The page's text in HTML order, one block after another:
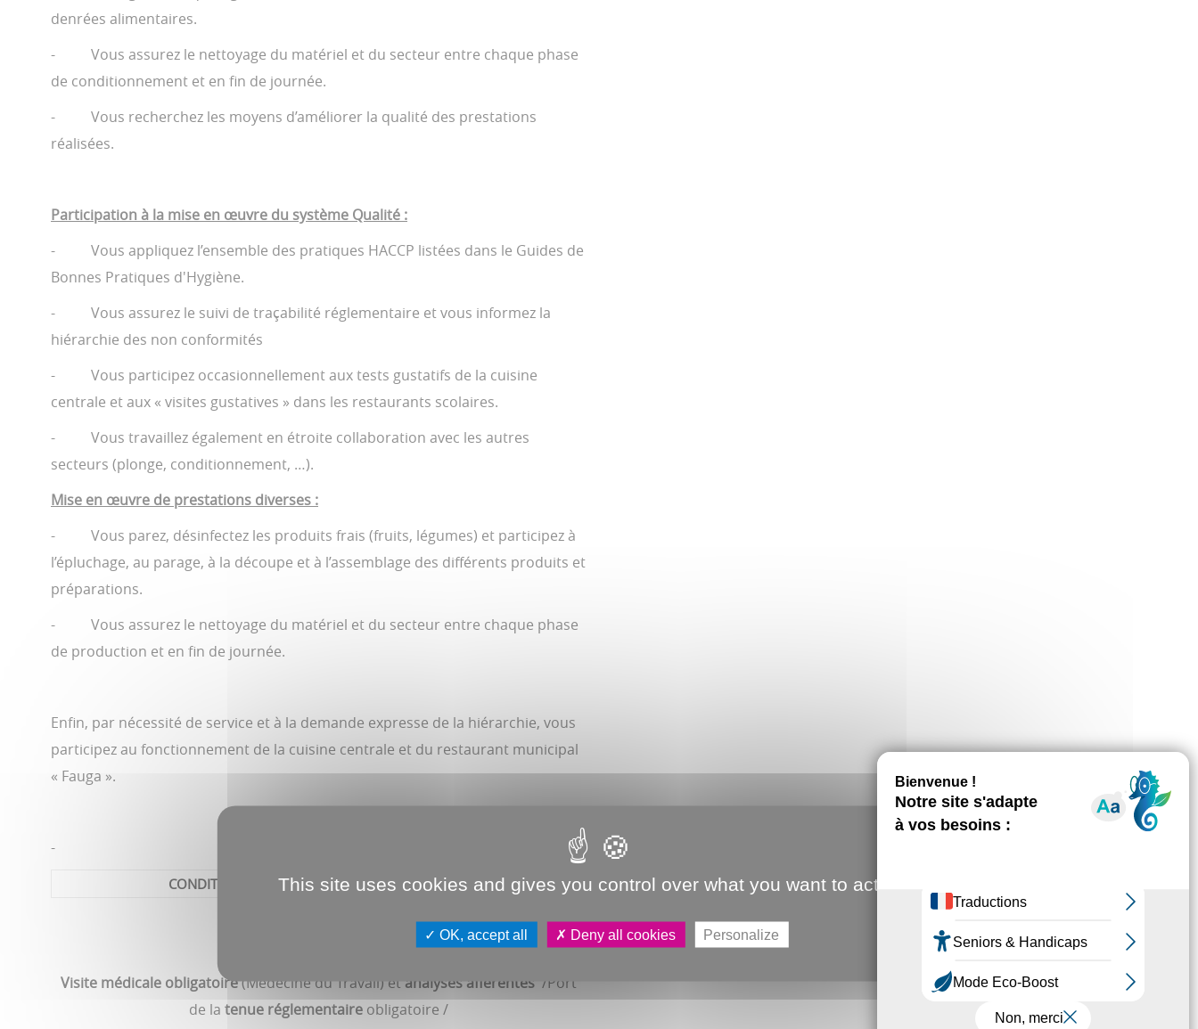
denrées alimentaires.
- Vous assurez le nettoyage du matériel et du secteur entre chaque phase
de conditionnement et en fin de journée.
- Vous recherchez les moyens d’améliorer la qualité des prestations
réalisées.
Participation à la mise en œuvre du système Qualité :
- Vous appliquez l’ensemble des pratiques HACCP listées dans le Guides de
Bonnes Pratiques d'Hygiène.
- Vous assurez le suivi de traçabilité réglementaire et vous informez la
hiérarchie des non conformités
- Vous participez occasionnellement aux tests gustatifs de la cuisine
centrale et aux « visites gustatives » dans les restaurants scolaires.
- Vous travaillez également en étroite collaboration avec les autres
secteurs (plonge, conditionnement, …).
Mise en œuvre de prestations diverses :
- Vous parez, désinfectez les produits frais (fruits, légumes) et participez à
l’épluchage, au parage, à la découpe et à l’assemblage des différents produits et
préparations.
- Vous assurez le nettoyage du matériel et du secteur entre chaque phase
de production et en fin de journée.
Enfin, par nécessité de service et à la demande expresse de la hiérarchie, vous
participez au fonctionnement de la cuisine centrale et du restaurant municipal
« Fauga ».
-
CONDITIONS D’EXERCICE – INFORMATIONS ET AVANTAGE DU POSTE
Visite médicale obligatoire(Médecine du Travail) etanalyses afférentes/Port
de la tenue réglementaire obligatoire /
This site uses cookies and gives you control over what you want to activate
OK, accept all Deny all cookies Personalize